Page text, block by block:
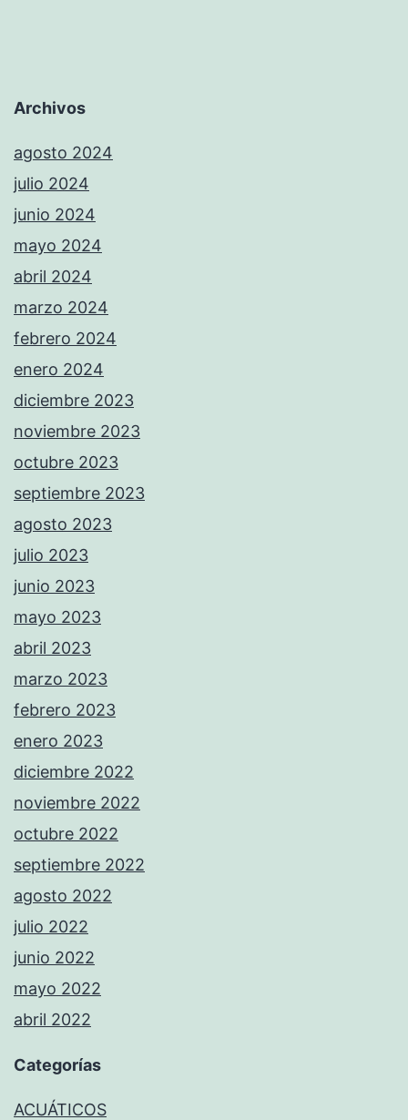
Archivos
agosto 2024
julio 2024
junio 2024
mayo 2024
abril 2024
marzo 2024
febrero 2024
enero 2024
diciembre 2023
noviembre 2023
octubre 2023
septiembre 2023
agosto 2023
julio 2023
junio 2023
mayo 2023
abril 2023
marzo 2023
febrero 2023
enero 2023
diciembre 2022
noviembre 2022
octubre 2022
septiembre 2022
agosto 2022
julio 2022
junio 2022
mayo 2022
abril 2022
Categorías
ACUÁTICOS